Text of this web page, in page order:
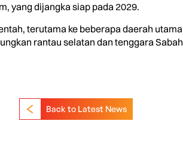
yang dijangka siap pada 2029.
terutama ke beberapa daerah
rantau selatan dan tenggara
Back to Latest News